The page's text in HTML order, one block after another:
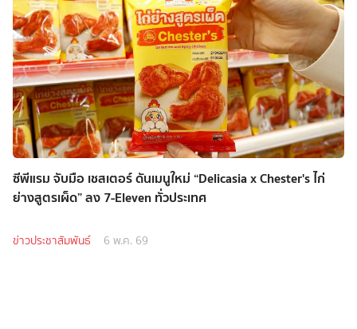
ซีพีแรม จับมือ เชสเตอร์ ดันเมนูใหม่ “Delicasia x Chester's ไก่
ย่างสูตรเผ็ด” ลง 7-Eleven ทั่วประเทศ
ข่าวประชาสัมพันธ์ 6 พ.ค. 69